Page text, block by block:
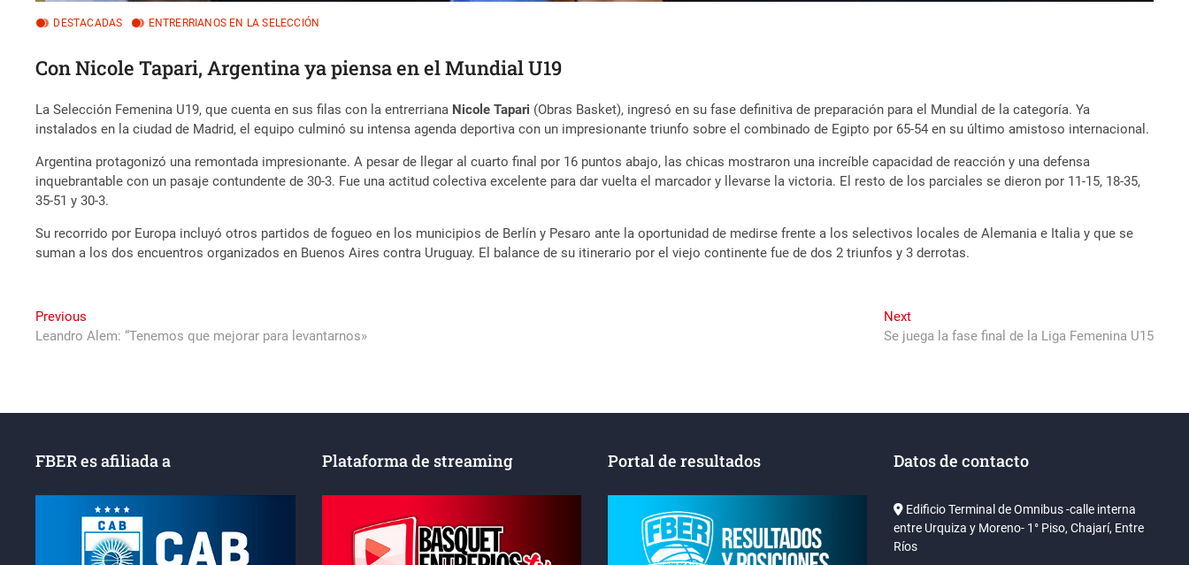
DESTACADAS ENTRERRIANOS EN LA SELECCIÓN
Con Nicole Tapari, Argentina ya piensa en el Mundial U19
La Selección Femenina U19, que cuenta en sus filas con la entrerriana Nicole Tapari (Obras Basket), ingresó en su fase definitiva de preparación para el Mundial de la categoría. Ya
instalados en la ciudad de Madrid, el equipo culminó su intensa agenda deportiva con un impresionante triunfo sobre el combinado de Egipto por 65-54 en su último amistoso internacional.
Argentina protagonizó una remontada impresionante. A pesar de llegar al cuarto final por 16 puntos abajo, las chicas mostraron una increíble capacidad de reacción y una defensa
inquebrantable con un pasaje contundente de 30-3. Fue una actitud colectiva excelente para dar vuelta el marcador y llevarse la victoria. El resto de los parciales se dieron por 11-15, 18-35,
35-51 y 30-3.
Su recorrido por Europa incluyó otros partidos de fogueo en los municipios de Berlín y Pesaro ante la oportunidad de medirse frente a los selectivos locales de Alemania e Italia y que se
suman a los dos encuentros organizados en Buenos Aires contra Uruguay. El balance de su itinerario por el viejo continente fue de dos 2 triunfos y 3 derrotas.
Navegación
de
Previous
post:
Leandro Alem: “Tenemos que mejorar para levantarnos»
NextNext
post:
Se juega la fase final de la Liga Femenina U15
FBER es afiliada a Plataforma de streaming Portal de resultados Datos de contacto
Edificio Terminal de Omnibus -calle interna
entre Urquiza y Moreno- 1° Piso, Chajarí, Entre
Ríos